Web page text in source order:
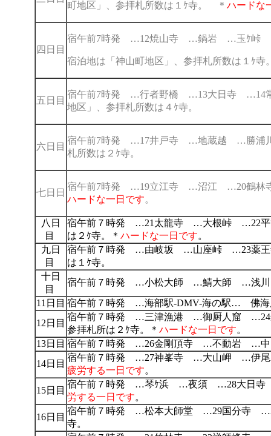
町地区」、参拝札所数は１ｹ寺。 ＊ ハードな
四日目
宿午前7時発 …12焼山寺 …鍋岩 …玉ｹ
宿泊地は「神山町地区」、参拝札所数は１ｹ
五日目
宿午前7時発 …行者野橋 …13大日寺
地区」、参拝札所数は４ｹ寺。
六日目
宿午前7時発 …17井戸寺 …地蔵越 …勝
札所数は２ｹ寺。
七日日
宿午前7時発 …19立江寺 …沼江 …20鶴林
ハードな一日です。
八日
目
宿午前７時発 …21太龍寺 …大根峠 …22
は２ｹ寺。＊ ハードな一日です。
九日
目
宿午前７時発 …由岐坂 …山座峠 …23薬
は１ｹ寺。
十日
目
宿午前７時発 …小松大師 …鯖大師 …浅
11日目 宿午前７時発 …海部駅-DMV-海の駅… 佛
12日目
宿午前７時発 …三津漁港 …御厨人窟
参拝札所は２ｹ寺。＊ ハードな一日です。
13日目 宿午前７時発 …26金剛頂寺 …不動岩 …中
14日目
宿午前７時発 …27神峯寺 …大山岬 …伊尾
疲労する一日です。
15日目
宿午前７時発 …琴ｹ浜 …夜須 …28大日寺
労する一日です。
16日目
宿午前７時発 …松本大師堂 …29国分寺
寺。